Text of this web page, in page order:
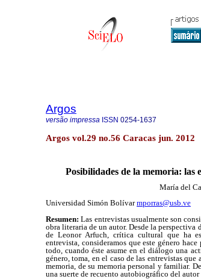
Argos
versão impressa ISSN 0254-1637
Argos vol.29 no.56 Caracas jun. 2012
Posibilidades de la memoria: las
María del
Universidad Simón Bolívarmporras@usb.ve
Resumen:Las entrevistas usualmente son
obra literaria de un autor. Desde la
de Leonor Arfuch, crítica cultural que ha
entrevista, consideramos que este género
todo, cuando éste asume en el diálogo una
género, toma, en el caso de las entrevistas
memoria, de su memoria personal y familiar.
una suerte de recuento autobiográfico del autor